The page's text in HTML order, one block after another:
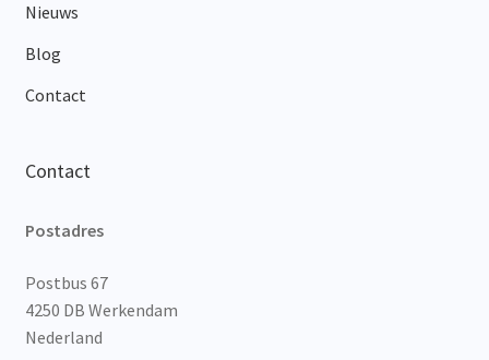
Nieuws
Blog
Contact
Contact
Postadres
Postbus 67
4250 DB Werkendam
Nederland